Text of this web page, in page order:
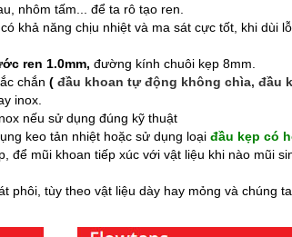
nhôm tấm... để ta rô tạo ren.
khả năng chịu nhiệt và ma sát cực tốt, khi dùi
ren 1.0mm, đường kính chuôi kẹp 8mm.
chắn ( đầu khoan tự động không chìa, đầu
inox.
nếu sử dụng đúng kỹ thuật
keo tản nhiệt hoặc sử dụng loại đầu kẹp có
để mũi khoan tiếp xúc với vật liệu khi nào mũi
phôi, tùy theo vật liệu dày hay mỏng và chúng